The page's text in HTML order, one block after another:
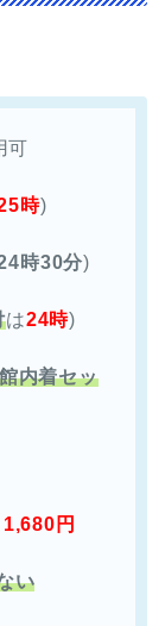
可
時)
時30分)
は24時)
内着セッ
1,680円
い